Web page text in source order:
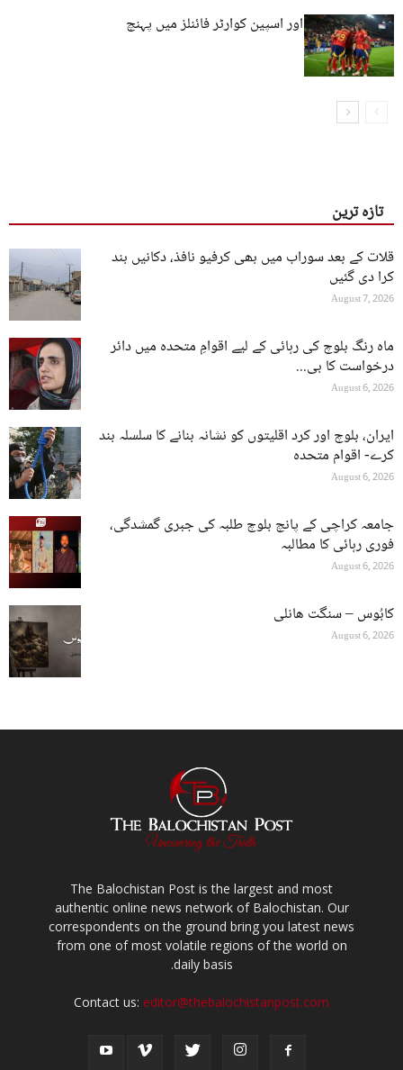
یوروکپ: انگلینڈ اور اسپین کوارٹر فائنلز میں پہنچ
گئے
تازہ ترین
قلات کے بعد سوراب میں بھی کرفیو نافذ، دکانیں بند
کرا دی گئیں
August 7, 2026
ماہ رنگ بلوچ کی رہائی کے لیے اقوامِ متحدہ میں دائر
درخواست کا بی...
August 6, 2026
ایران، بلوچ اور کرد اقلیتوں کو نشانہ بنانے کا سلسلہ بند
کرے- اقوام متحدہ
August 6, 2026
جامعہ کراچی کے پانچ بلوچ طلبہ کی جبری گمشدگی،
فوری رہائی کا مطالبہ
August 6, 2026
کابُوس – سنگت ھانلی
August 6, 2026
The Balochistan Post is the largest and most
authentic online news network of Balochistan. Our
correspondents on the ground bring you latest news
from one of most volatile regions of the world on
daily basis.
Contact us: editor@thebalochistanpost.com